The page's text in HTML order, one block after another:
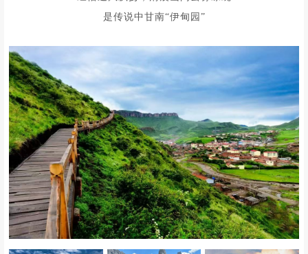
是传说中甘南“伊甸园”